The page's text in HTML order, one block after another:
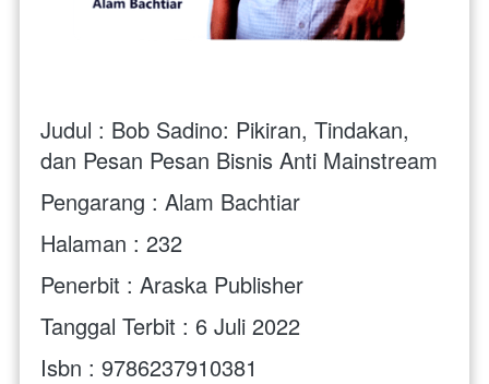
Judul : Bob Sadino: Pikiran, Tindakan,
dan Pesan Pesan Bisnis Anti Mainstream
Pengarang : Alam Bachtiar
Halaman : 232
Penerbit : Araska Publisher
Tanggal Terbit : 6 Juli 2022
Isbn : 9786237910381